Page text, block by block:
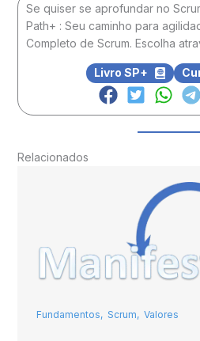
Se quiser se aprofundar no
Path+ : Seu caminho para
Completo de Scrum. Escolha
Livro SP+
Relacionados
Fundamentos, Scrum, Valores